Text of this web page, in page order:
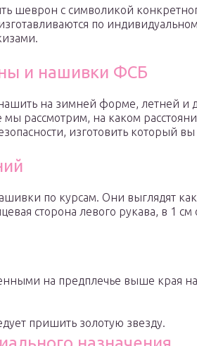
шеврон с символикой
по
и нашивки ФСБ
на зимней форме, летней и
рассмотрим, на каком
изготовить который вы
по курсам. Они выглядят
сторона левого рукава, в 1
на предплечье выше края на
пришить золотую звезду.